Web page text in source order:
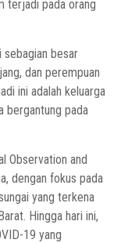
terjadi pada orang
sebagian besar
dan perempuan
ini adalah keluarga
bergantung pada
Observation and
dengan fokus pada
yang terkena
Hingga hari ini,
19 yang